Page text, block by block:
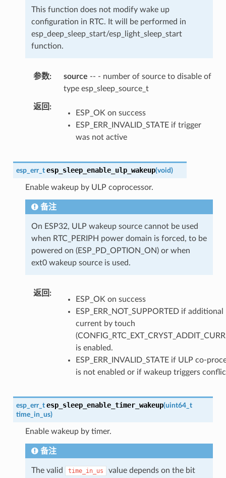
This function does not modify wake up
configuration in RTC. It will be performed in
esp_deep_sleep_start/esp_light_sleep_start
function.
参数 source -- - number of source to disable of
type esp_sleep_source_t
返回
ESP_OK on success
ESP_ERR_INVALID_STATE if trigger
was not active
esp_err_t esp_sleep_enable_ulp_wakeup(void)
Enable wakeup by ULP coprocessor.
备注
On ESP32, ULP wakeup source cannot be used
when RTC_PERIPH power domain is forced, to be
powered on (ESP_PD_OPTION_ON) or when
ext0 wakeup source is used.
返回
ESP_OK on success
ESP_ERR_NOT_SUPPORTED if additional
current by touch
is enabled.
ESP_ERR_INVALID_STATE if ULP co-
is not enabled or if wakeup triggers
esp_err_t esp_sleep_enable_timer_wakeup(uint64_t
time_in_us)
Enable wakeup by timer.
备注
The valid time_in_us
value depends on the bit